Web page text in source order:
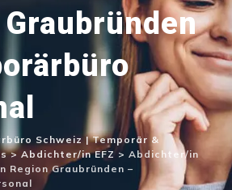
Schweiz | Temporär &
> Abdichter/in EFZ > Abdichter/in
Region Graubründen –